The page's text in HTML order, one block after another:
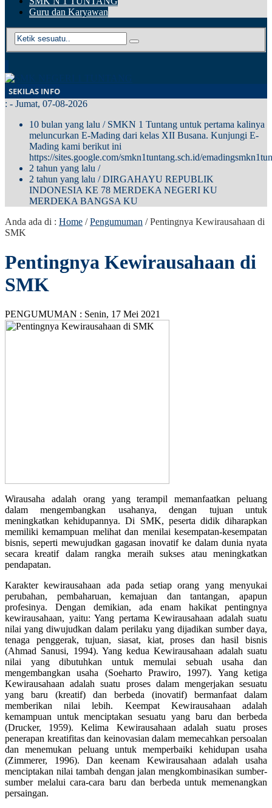
Guru dan Karyawan
SEKILAS INFO
: - Jumat, 07-08-2026
10 bulan yang lalu / SMKN 1 Tuntang untuk pertama kalinya
meluncurkan E-Mading dari kelas XII Busana. Kunjungi E-
Mading kami berikut ini
https://sites.google.com/smkn1tuntang.sch.id/
2 tahun yang lalu /
2 tahun yang lalu / DIRGAHAYU REPUBLIK
INDONESIA KE 78 MERDEKA NEGERI KU
MERDEKA BANGSA KU
Anda ada di : Home /Pengumuman /Pentingnya Kewirausahaan di
SMK
Pentingnya Kewirausahaan di
SMK
PENGUMUMAN : Senin, 17 Mei 2021
Wirausaha adalah orang yang terampil memanfaatkan peluang
dalam mengembangkan usahanya, dengan tujuan untuk
meningkatkan kehidupannya. Di SMK, peserta didik diharapkan
memiliki kemampuan melihat dan menilai kesempatan-kesempatan
bisnis, seperti mewujudkan gagasan inovatif ke dalam dunia nyata
secara kreatif dalam rangka meraih sukses atau meningkatkan
pendapatan.
Karakter kewirausahaan ada pada setiap orang yang menyukai
perubahan, pembaharuan, kemajuan dan tantangan, apapun
profesinya. Dengan demikian, ada enam hakikat pentingnya
kewirausahaan, yaitu: Yang pertama Kewirausahaan adalah suatu
nilai yang diwujudkan dalam perilaku yang dijadikan sumber daya,
tenaga penggerak, tujuan, siasat, kiat, proses dan hasil bisnis
(Ahmad Sanusi, 1994). Yang kedua Kewirausahaan adalah suatu
nilai yang dibutuhkan untuk memulai sebuah usaha dan
mengembangkan usaha (Soeharto Prawiro, 1997). Yang ketiga
Kewirausahaan adalah suatu proses dalam mengerjakan sesuatu
yang baru (kreatif) dan berbeda (inovatif) bermanfaat dalam
memberikan nilai lebih. Keempat Kewirausahaan adalah
kemampuan untuk menciptakan sesuatu yang baru dan berbeda
(Drucker, 1959). Kelima Kewirausahaan adalah suatu proses
penerapan kreatifitas dan keinovasian dalam memecahkan persoalan
dan menemukan peluang untuk memperbaiki kehidupan usaha
(Zimmerer, 1996). Dan keenam Kewirausahaan adalah usaha
menciptakan nilai tambah dengan jalan mengkombinasikan sumber-
sumber melalui cara-cara baru dan berbeda untuk memenangkan
persaingan.